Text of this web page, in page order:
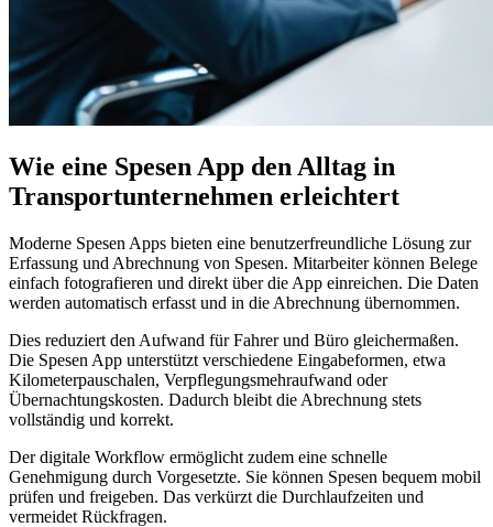
Wie eine Spesen App den Alltag in
Transportunternehmen erleichtert
Moderne Spesen Apps bieten eine benutzerfreundliche Lösung zur
Erfassung und Abrechnung von Spesen. Mitarbeiter können Belege
einfach fotografieren und direkt über die App einreichen. Die Daten
werden automatisch erfasst und in die Abrechnung übernommen.
Dies reduziert den Aufwand für Fahrer und Büro gleichermaßen.
Die Spesen App unterstützt verschiedene Eingabeformen, etwa
Kilometerpauschalen, Verpflegungsmehraufwand oder
Übernachtungskosten. Dadurch bleibt die Abrechnung stets
vollständig und korrekt.
Der digitale Workflow ermöglicht zudem eine schnelle
Genehmigung durch Vorgesetzte. Sie können Spesen bequem mobil
prüfen und freigeben. Das verkürzt die Durchlaufzeiten und
vermeidet Rückfragen.